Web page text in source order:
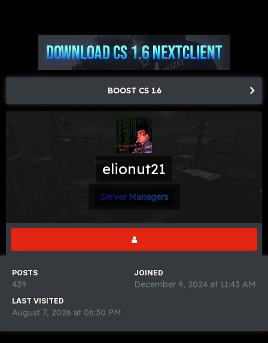
BOOST CS 1.6
elionut21
Server Managers
POSTS
439
JOINED
December 9, 2024 at 11:43 AM
LAST VISITED
August 7, 2026 at 06:30 PM